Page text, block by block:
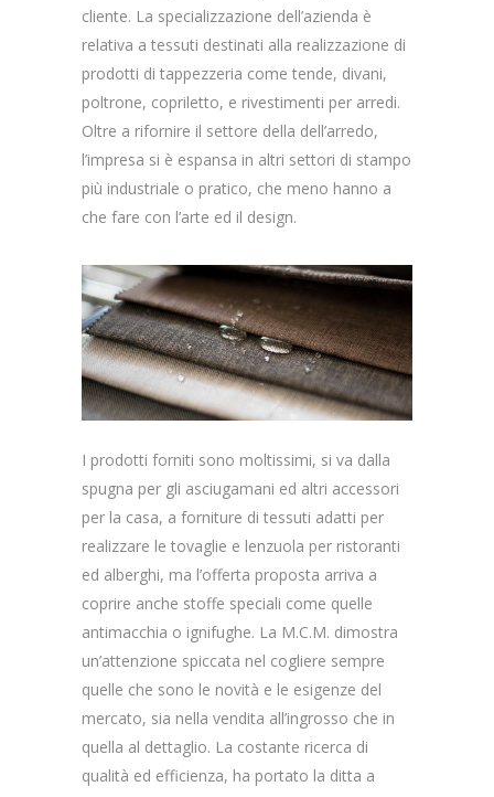
cliente. La specializzazione dell’azienda è
relativa a tessuti destinati alla realizzazione di
prodotti di tappezzeria come tende, divani,
poltrone, copriletto, e rivestimenti per arredi.
Oltre a rifornire il settore della dell’arredo,
l’impresa si è espansa in altri settori di stampo
più industriale o pratico, che meno hanno a
che fare con l’arte ed il design.
I prodotti forniti sono moltissimi, si va dalla
spugna per gli asciugamani ed altri accessori
per la casa, a forniture di tessuti adatti per
realizzare le tovaglie e lenzuola per ristoranti
ed alberghi, ma l’offerta proposta arriva a
coprire anche stoffe speciali come quelle
antimacchia o ignifughe. La M.C.M. dimostra
un’attenzione spiccata nel cogliere sempre
quelle che sono le novità e le esigenze del
mercato, sia nella vendita all’ingrosso che in
quella al dettaglio. La costante ricerca di
qualità ed efficienza, ha portato la ditta a